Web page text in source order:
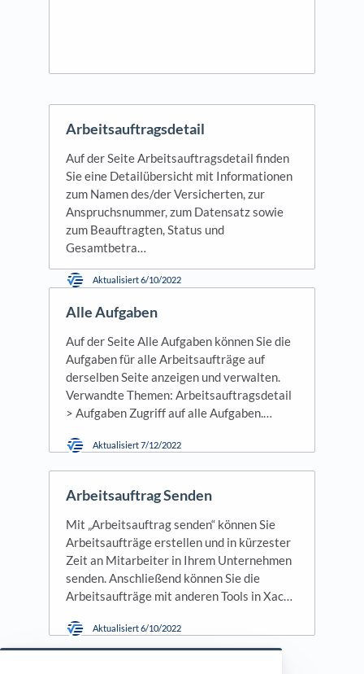
Arbeitsauftragsdetail
Auf der Seite Arbeitsauftragsdetail finden
Sie eine Detailübersicht mit Informationen
zum Namen des/der Versicherten, zur
Anspruchsnummer, zum Datensatz sowie
zum Beauftragten, Status und
Gesamtbetra…
Aktualisiert6/10/2022
Alle Aufgaben
Auf der Seite Alle Aufgaben können Sie die
Aufgaben für alle Arbeitsaufträge auf
derselben Seite anzeigen und verwalten.
Verwandte Themen: Arbeitsauftragsdetail
> Aufgaben Zugriff auf alle Aufgaben.…
Aktualisiert7/12/2022
Arbeitsauftrag Senden
Mit „Arbeitsauftrag senden“ können Sie
Arbeitsaufträge erstellen und in kürzester
Zeit an Mitarbeiter in Ihrem Unternehmen
senden. Anschließend können Sie die
Arbeitsaufträge mit anderen Tools in Xac…
Aktualisiert6/10/2022